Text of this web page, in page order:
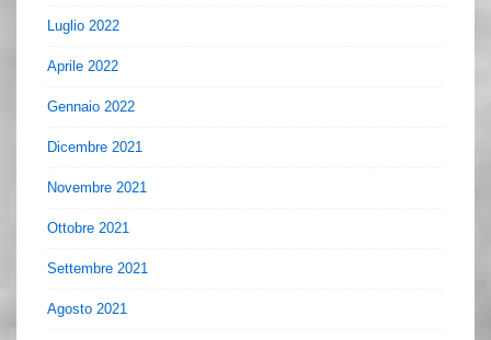
Luglio 2022
Aprile 2022
Gennaio 2022
Dicembre 2021
Novembre 2021
Ottobre 2021
Settembre 2021
Agosto 2021